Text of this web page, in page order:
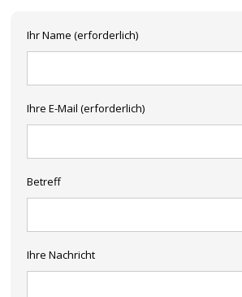
Ihr Name (erforderlich)
Ihre E-Mail (erforderlich)
Betreff
Ihre Nachricht